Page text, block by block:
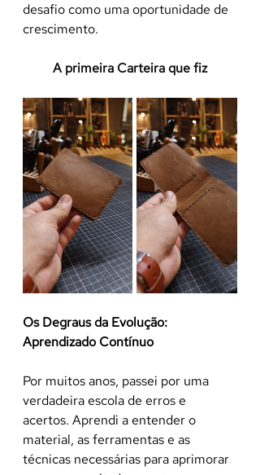
desafio como uma oportunidade de
crescimento.
A primeira Carteira que fiz
Os Degraus da Evolução:
Aprendizado Contínuo
Por muitos anos, passei por uma
verdadeira escola de erros e
acertos. Aprendi a entender o
material, as ferramentas e as
técnicas necessárias para aprimorar